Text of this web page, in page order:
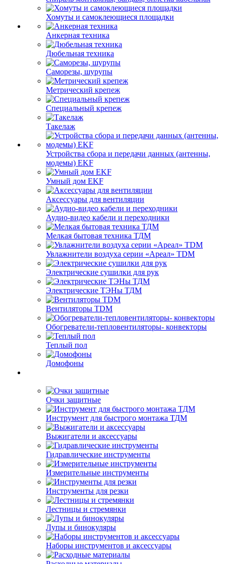
Хомуты и самоклеющиеся площадки
Анкерная техника
Дюбельная техника
Саморезы, шурупы
Метрический крепеж
Специальный крепеж
Такелаж
Устройства сбора и передачи данных (антенны,
модемы) EKF
Умный дом EKF
Аксессуары для вентиляции
Аудио-видео кабели и переходники
Мелкая бытовая техника ТДМ
Увлажнители воздуха серии «Ареал» TDM
Электрические сушилки для рук
Электрические ТЭНы ТДМ
Вентиляторы TDM
Обогреватели-тепловентиляторы- конвекторы
Теплый пол
Домофоны
Очки защитные
Инструмент для быстрого монтажа ТДМ
Выжигатели и аксессуары
Гидравлические инструменты
Измерительные инструменты
Инструменты для резки
Лестницы и стремянки
Лупы и бинокуляры
Наборы инструментов и аксессуары